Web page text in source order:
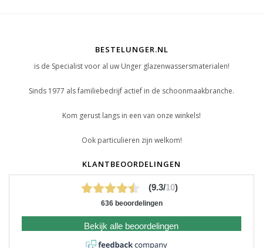
BESTELUNGER.NL
is de Specialist voor al uw Unger glazenwassersmaterialen!
Sinds 1977 als familiebedrijf actief in de schoonmaakbranche.
Kom gerust langs in een van onze winkels!
Ook particulieren zijn welkom!
KLANTBEOORDELINGEN
(9.3/10)
636 beoordelingen
Bekijk alle beoordelingen